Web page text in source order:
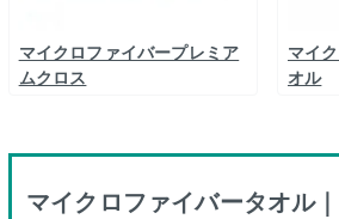
マイクロファイバープレミア
ムクロス
マイ
オル
マイクロファイバータオル